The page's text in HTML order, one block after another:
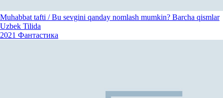
Muhabbat tafti / Bu sevgini qanday nomlash mumkin? Barcha qismlar
Uzbek Tilida
2021 Фантастика